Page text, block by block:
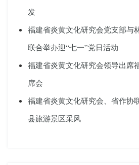
发
福建省炎黄文化研究会党支部与
联合举办迎“七一”党日活动
福建省炎黄文化研究会领导出席
席会
福建省炎黄文化研究会、省作协
县旅游景区采风